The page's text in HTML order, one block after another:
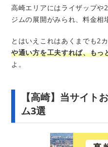
高崎エリアにはライザップ
ジムの展開がみられ、料金相
とはいえこれはあくまでも2
や通い方を工夫すれば、もっ
よ。
【高崎】当サイト
ム3選